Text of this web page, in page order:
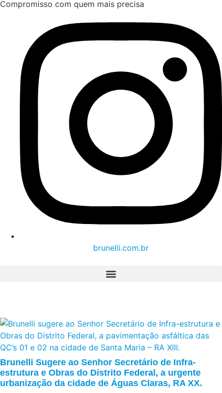
Compromisso com quem mais precisa
brunelli.com.br
Brunelli Sugere ao Senhor Secretário de Infra-
estrutura e Obras do Distrito Federal, a urgente
urbanização da cidade de Águas Claras, RA XX.